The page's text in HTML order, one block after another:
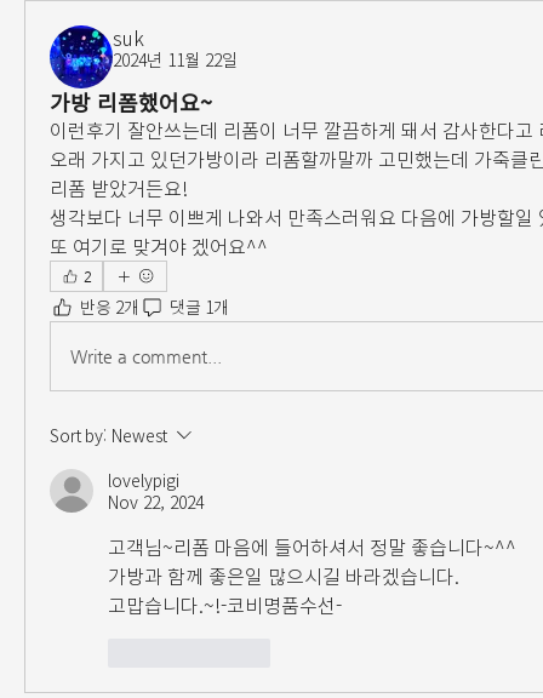
suk
2024년 11월 22일
가방 리폼했어요~
이런후기 잘안쓰는데 리폼이 너무 깔끔하게 돼서 감사한다고
오래 가지고 있던가방이라 리폼할까말까 고민했는데 가죽클
리폼 받았거든요!
생각보다 너무 이쁘게 나와서 만족스러워요 다음에 가방할
또 여기로 맞겨야 겠어요^^
2
반응 2개 댓글 1개
Write a comment...
Sort by: Newest
lovelypigi
Nov 22, 2024
고객님~리폼 마음에 들어하셔서 정말 좋습니다~^^
가방과 함께 좋은일 많으시길 바라겠습니다.
고맙습니다.~!-코비명품수선-